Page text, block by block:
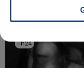
TITRES
11h24
11h24